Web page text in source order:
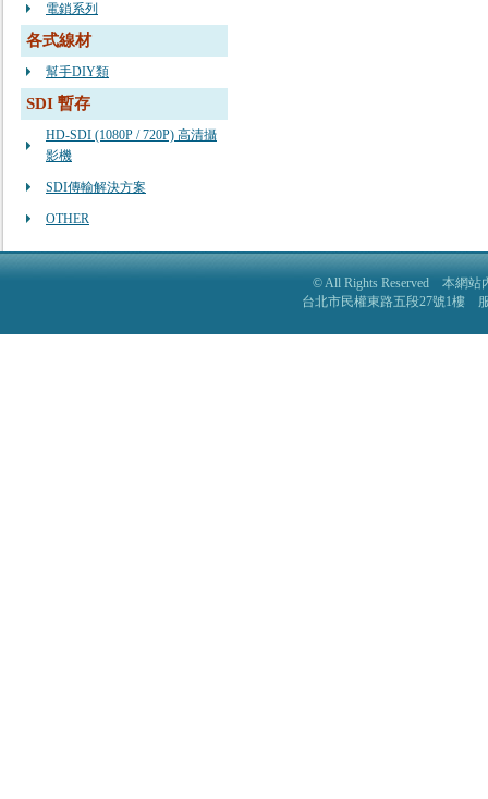
電鎖系列
各式線材
幫手DIY類
SDI 暫存
HD-SDI (1080P / 720P) 高清攝
影機
SDI傳輸解決方案
OTHER
© All Rights Reserved 本網站
台北市民權東路五段27號1樓